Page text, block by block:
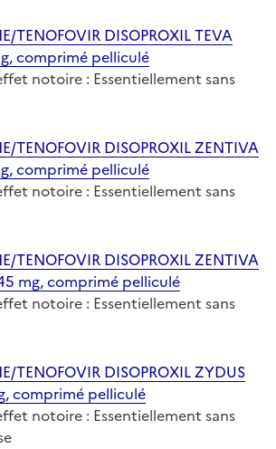
TENOFOVIR DISOPROXIL TEVA
comprimé pelliculé
notoire : Essentiellement sans
TENOFOVIR DISOPROXIL ZENTIVA
comprimé pelliculé
notoire : Essentiellement sans
TENOFOVIR DISOPROXIL ZENTIVA
mg, comprimé pelliculé
notoire : Essentiellement sans
TENOFOVIR DISOPROXIL ZYDUS
comprimé pelliculé
notoire : Essentiellement sans